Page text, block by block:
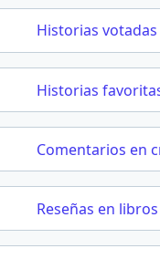
Historias votadas
Historias
Comentarios en
Reseñas en